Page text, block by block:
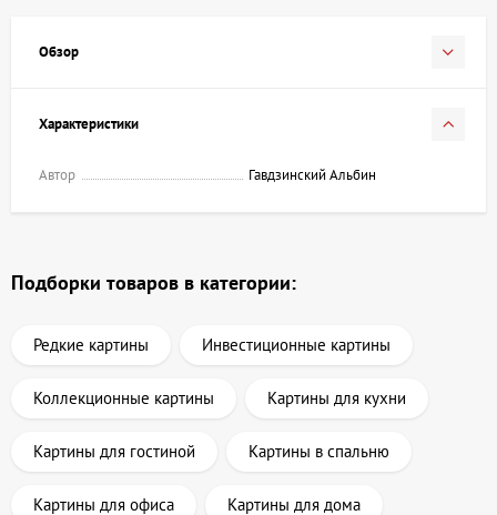
Обзор
Характеристики
Автор Гавдзинский Альбин
Подборки товаров в категории:
Редкие картины Инвестиционные картины
Коллекционные картины Картины для кухни
Картины для гостиной Картины в спальню
Картины для офиса Картины для дома